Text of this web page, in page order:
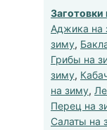
Заготовки
Аджика на
зиму,
Грибы на
зиму,
на зиму,
Перец на
Салаты на